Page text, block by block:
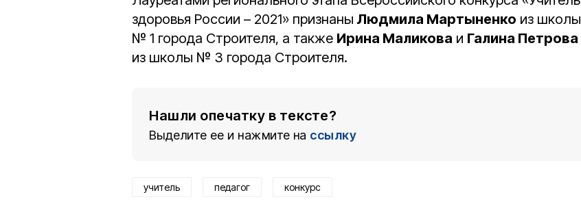
здоровья России – 2021» признаны Людмила Мартыненко из школы
№ 1 города Строителя, а также Ирина Маликова и Галина Петрова
из школы № 3 города Строителя.
Нашли опечатку в тексте?
Выделите ее и нажмите на ссылку
учитель педагог конкурс